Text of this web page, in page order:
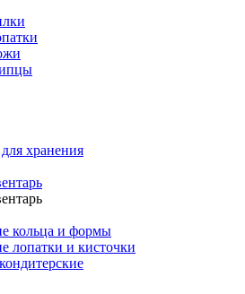
хранения
кольца и формы
лопатки и кисточки